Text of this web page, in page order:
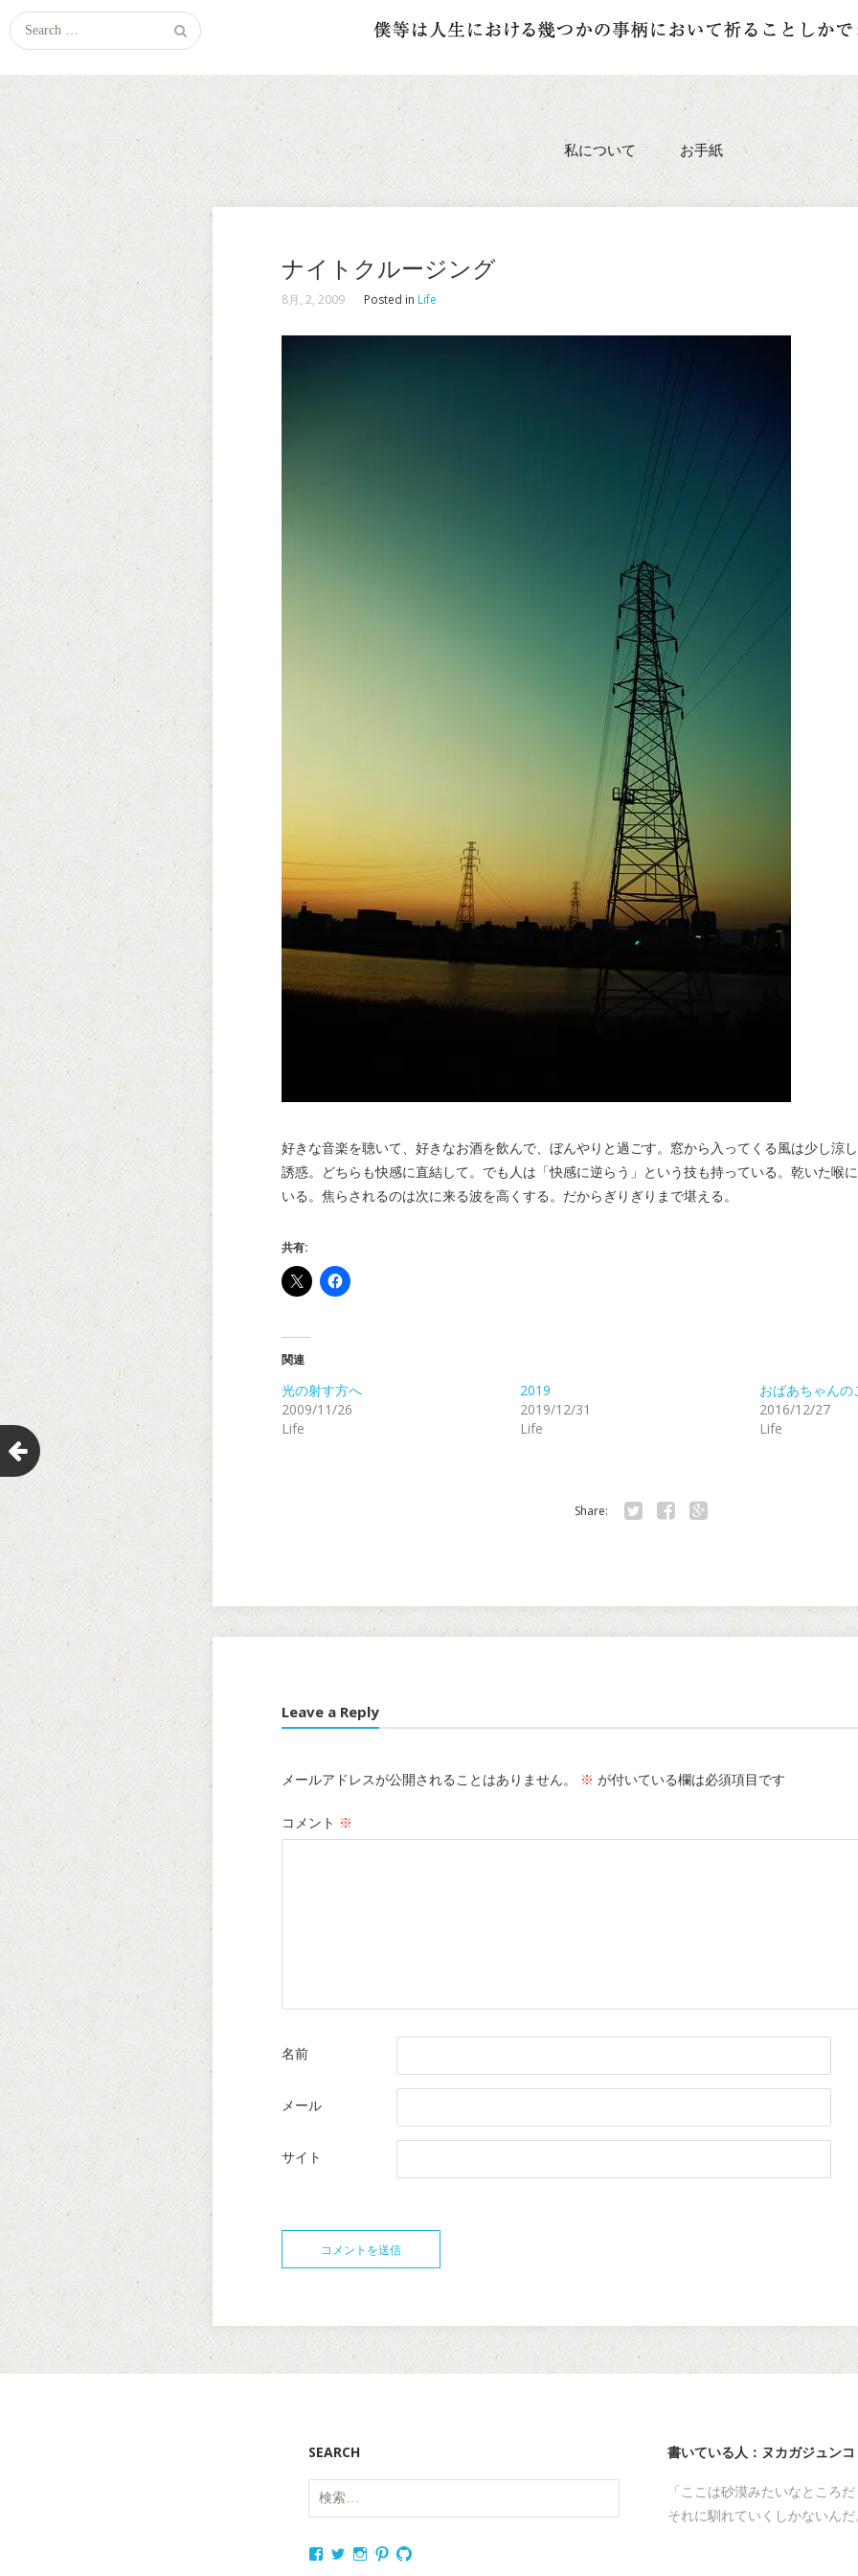
Search
for:
私について お手紙
ナイトクルージング
8月, 2, 2009 Posted in Life
好きな音楽を聴いて、好きなお酒を飲んで、ぼんやりと過ごす。窓から入ってくる風は少し涼
誘惑。どちらも快感に直結して。でも人は「快感に逆らう」という技も持っている。乾いた喉
いる。焦らされるのは次に来る波を高くする。だからぎりぎりまで堪える。
共有:
関連
光の射す方へ
2009/11/26
Life
2019
2019/12/31
Life
おばあちゃんの
2016/12/27
Life
Share:
Leave a Reply
メールアドレスが公開されることはありません。 ※ が付いている欄は必須項目です
コメント ※
名前
メール
サイト
SEARCH
検
索:
書いている人：ヌカガジュンコ
「ここは砂漠みたいなところ
それに馴れていくしかないん
nukagajunko
nukaganukaganukaganukaga